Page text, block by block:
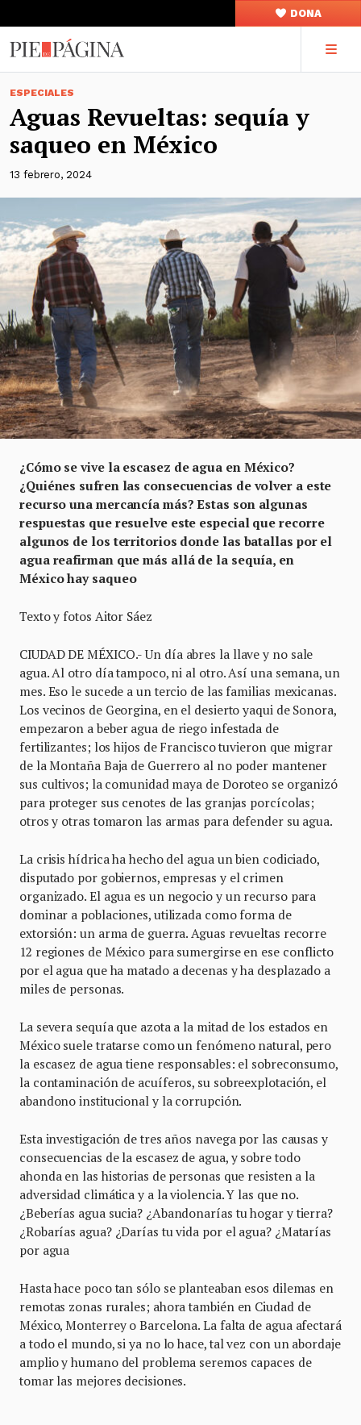
DONA
ESPECIALES
Aguas Revueltas: sequía y
saqueo en México
13 febrero, 2024
¿Cómo se vive la escasez de agua en México?
¿Quiénes sufren las consecuencias de volver a este
recurso una mercancía más? Estas son algunas
respuestas que resuelve este especial que recorre
algunos de los territorios donde las batallas por el
agua reafirman que más allá de la sequía, en
México hay saqueo
Texto y fotos Aitor Sáez
CIUDAD DE MÉXICO.- Un día abres la llave y no sale
agua. Al otro día tampoco, ni al otro. Así una semana, un
mes. Eso le sucede a un tercio de las familias mexicanas.
Los vecinos de Georgina, en el desierto yaqui de Sonora,
empezaron a beber agua de riego infestada de
fertilizantes; los hijos de Francisco tuvieron que migrar
de la Montaña Baja de Guerrero al no poder mantener
sus cultivos; la comunidad maya de Doroteo se organizó
para proteger sus cenotes de las granjas porcícolas;
otros y otras tomaron las armas para defender su agua.
La crisis hídrica ha hecho del agua un bien codiciado,
disputado por gobiernos, empresas y el crimen
organizado. El agua es un negocio y un recurso para
dominar a poblaciones, utilizada como forma de
extorsión: un arma de guerra. Aguas revueltas recorre
12 regiones de México para sumergirse en ese conflicto
por el agua que ha matado a decenas y ha desplazado a
miles de personas.
La severa sequía que azota a la mitad de los estados en
México suele tratarse como un fenómeno natural, pero
la escasez de agua tiene responsables: el sobreconsumo,
la contaminación de acuíferos, su sobreexplotación, el
abandono institucional y la corrupción.
Esta investigación de tres años navega por las causas y
consecuencias de la escasez de agua, y sobre todo
ahonda en las historias de personas que resisten a la
adversidad climática y a la violencia. Y las que no.
¿Beberías agua sucia? ¿Abandonarías tu hogar y tierra?
¿Robarías agua? ¿Darías tu vida por el agua? ¿Matarías
por agua
Hasta hace poco tan sólo se planteaban esos dilemas en
remotas zonas rurales; ahora también en Ciudad de
México, Monterrey o Barcelona. La falta de agua afectará
a todo el mundo, si ya no lo hace, tal vez con un abordaje
amplio y humano del problema seremos capaces de
tomar las mejores decisiones.